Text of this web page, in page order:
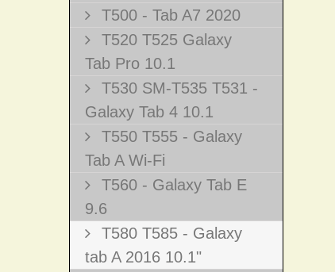
T500 - Tab A7 2020
T520 T525 Galaxy
Tab Pro 10.1
T530 SM-T535 T531 -
Galaxy Tab 4 10.1
T550 T555 - Galaxy
Tab A Wi-Fi
T560 - Galaxy Tab E
9.6
T580 T585 - Galaxy
tab A 2016 10.1"